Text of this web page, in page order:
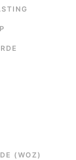
(WOZ)